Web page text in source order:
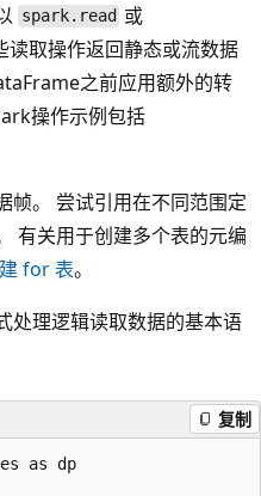
spark.read 或
读取操作返回静态或流数据
之前应用额外的转
操作示例包括
帧。 尝试引用在不同范围定
有关用于创建多个表的元编
for表。
处理逻辑读取数据的基本语
复制
as dp